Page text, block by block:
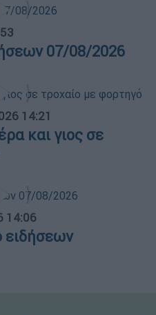
07/08/2026
14:21
και γιος σε
14:06
ειδήσεων